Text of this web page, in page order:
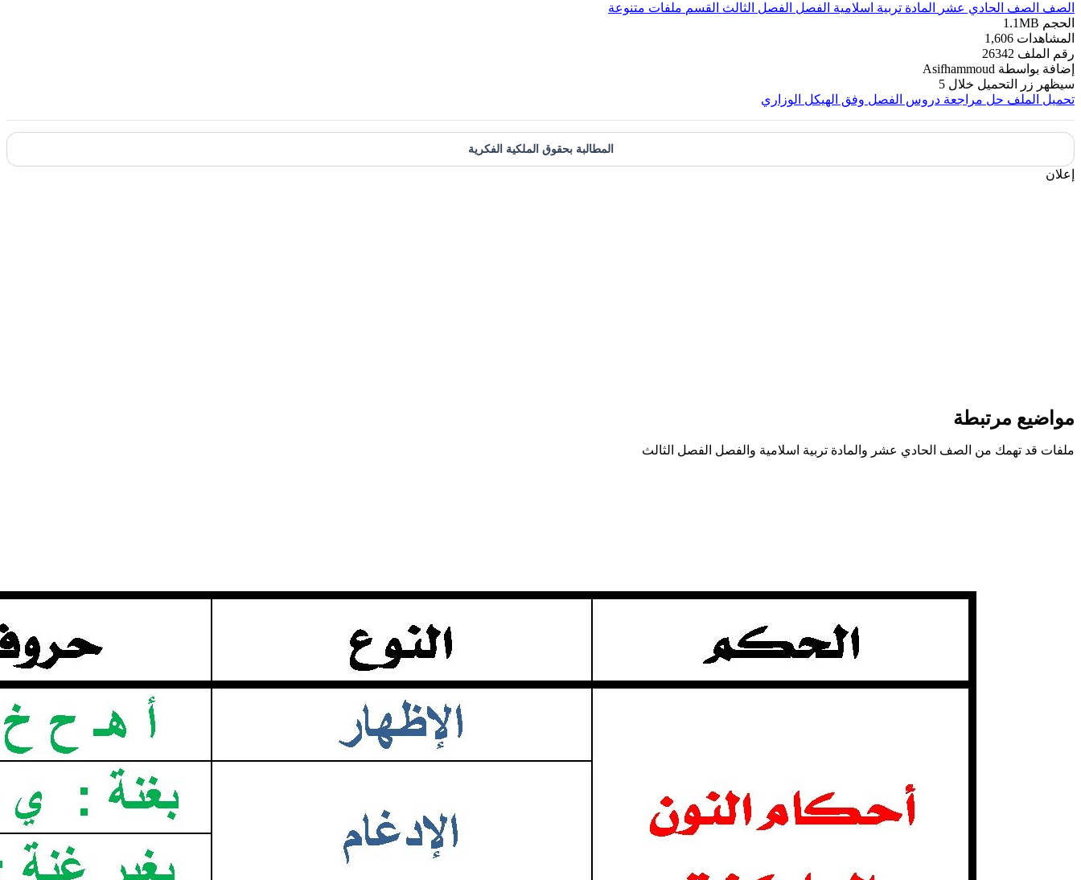
الصف الصف الحادي عشر المادة تربية اسلامية الفصل الفصل الثالث القسم ملفات متنوعة
الحجم 1.1MB
المشاهدات 1,606
رقم الملف 26342
إضافة بواسطة Asifhammoud
سيظهر زر التحميل خلال 5
تحميل الملف حل مراجعة دروس الفصل وفق الهيكل الوزاري
المطالبة بحقوق الملكية الفكرية
إعلان
مواضيع مرتبطة
ملفات قد تهمك من الصف الحادي عشر والمادة تربية اسلامية والفصل الفصل الثالث